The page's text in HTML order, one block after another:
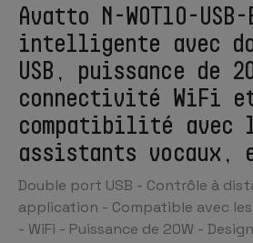
Avatto N-WOT10-
intelligente avec
USB, puissance de
connectivité WiFi
compatibilité avec
assistants vocaux,
Double port USB - Contrôle à
application - Compatible avec
- WiFi - Puissance de 20W -